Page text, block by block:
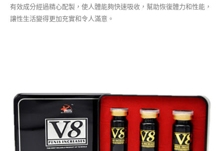
有效成分經過精心配製，使人體能夠快速吸收，幫助恢復體力和性能，
讓性生活變得更加充實和令人滿意。